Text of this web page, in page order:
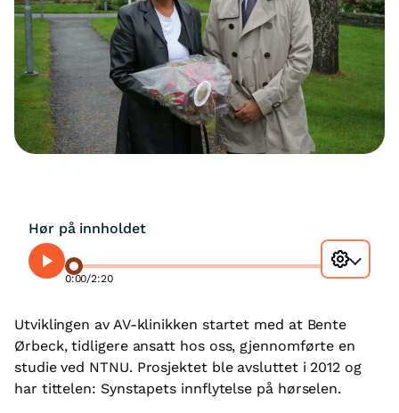
Hør på innholdet
0:00/2:20
Utviklingen av AV-klinikken startet med at Bente
Ørbeck, tidligere ansatt hos oss, gjennomførte en
studie ved NTNU. Prosjektet ble avsluttet i 2012 og
har tittelen: Synstapets innflytelse på hørselen.